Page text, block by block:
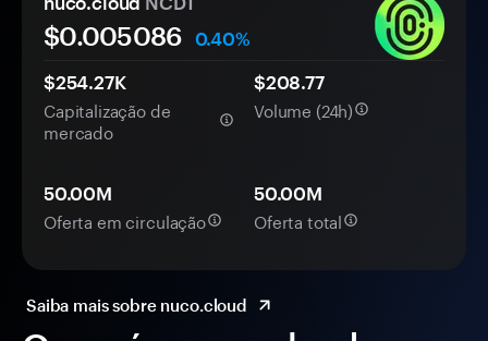
$0.005086
0.40%
$254.27K
Capitalização de
mercado
$208.77
Volume (24h)
50.00M
Oferta em circulação
50.00M
Oferta total
Saiba mais sobre nuco.cloud